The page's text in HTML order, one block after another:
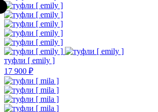
туфли [ emily ]
17 900 ₽